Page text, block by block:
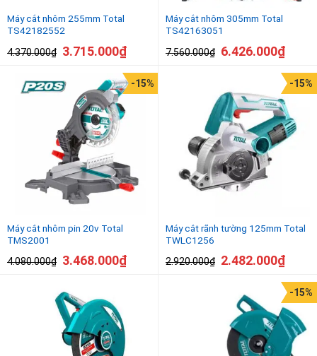
Máy cắt nhôm 255mm Total
TS42182552
4.370.000₫ 3.715.000₫
Máy cắt nhôm 305mm Total
TS42163051
7.560.000₫ 6.426.000₫
Máy cắt nhôm pin 20v Total
TMS2001
4.080.000₫
-15%
3.468.000₫
Máy cắt rãnh tường 125mm Total
TWLC1256
2.920.000₫
-15%
2.482.000₫
-15%